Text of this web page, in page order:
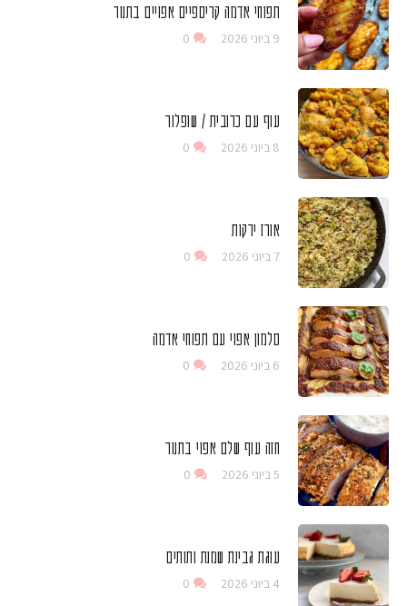
תפוחי אדמה קריספיים אפויים בתנור
9 ביוני 2026 0
עוף עם כרובית / שופלור
8 ביוני 2026 0
אורז ירקות
7 ביוני 2026 0
סלמון אפוי עם תפוחי אדמה
6 ביוני 2026 0
חזה עוף שלם אפוי בתנור
5 ביוני 2026 0
עוגת גבינת שמנת ותותים
4 ביוני 2026 0